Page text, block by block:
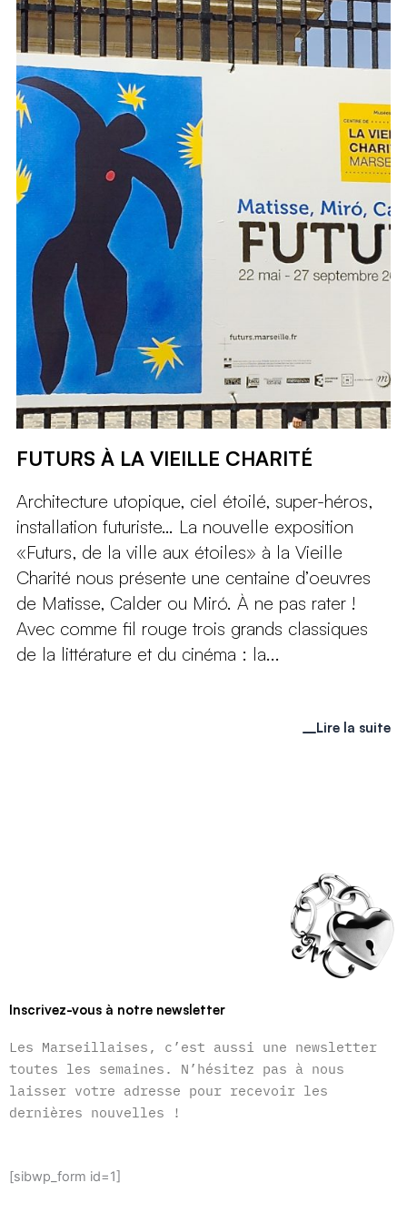
FUTURS À LA VIEILLE CHARITÉ
Architecture utopique, ciel étoilé, super-héros,
installation futuriste… La nouvelle exposition
«Futurs, de la ville aux étoiles» à la Vieille
Charité nous présente une centaine d’oeuvres
de Matisse, Calder ou Miró. À ne pas rater !
Avec comme fil rouge trois grands classiques
de la littérature et du cinéma : la...
Lire la suite
Inscrivez-vous à notre newsletter
Les Marseillaises, c’est aussi une newsletter
toutes les semaines. N’hésitez pas à nous
laisser votre adresse pour recevoir les
dernières nouvelles !
[sibwp_form id=1]